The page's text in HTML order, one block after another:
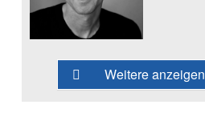
Weitere anzeigen